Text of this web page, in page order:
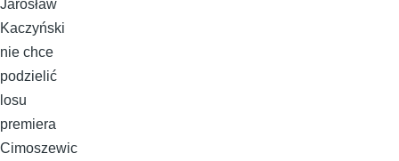
Jarosław
Kaczyński
nie chce
podzielić
losu
premiera
Cimoszewic